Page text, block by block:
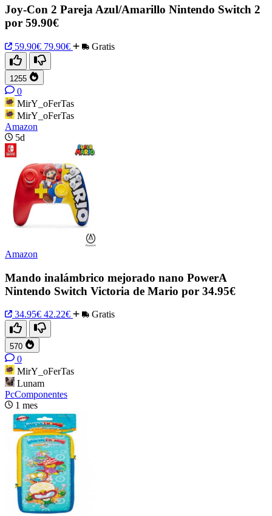
Joy-Con 2 Pareja Azul/Amarillo Nintendo Switch 2
por 59.90€
59.90€ 79.90€ Gratis
1255
0
MirY_oFerTas
MirY_oFerTas
Amazon
5d
Amazon
Mando inalámbrico mejorado nano PowerA
Nintendo Switch Victoria de Mario por 34.95€
34.95€ 42.22€ Gratis
570
0
MirY_oFerTas
Lunam
PcComponentes
1 mes